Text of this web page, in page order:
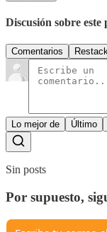
Discusión sobre este
Comentarios
Lo mejor de Último
Sin posts
Por supuesto,